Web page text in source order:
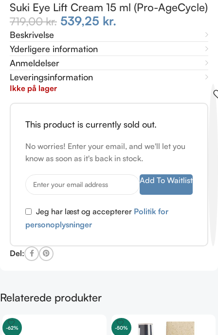
Suki Eye Lift Cream 15 ml (Pro-AgeCycle)
719,00kr. 539,25 kr.
Beskrivelse
Yderligere information
Anmeldelser
Leveringsinformation
Ikke på lager
This product is currently sold out.
No worries! Enter your email, and we'll let you
know as soon as it's back in stock.
Add To Waitlist
Jeg har læst og accepterer Politik for
personoplysninger
Del:
Relaterede produkter
-62% -50%